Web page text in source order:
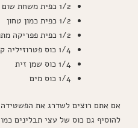
1/2 כפית משחת שום
1/2 כפית כמון טחון
1/2 כפית פפריקה מתוקה
1/4 כוס פטרוזיליה קצוצה
1/4 כוס שמן זית
1/4 כוס מים
אם אתם רוצים לשדרג את הפשטידה
להוסיף גם כוס של עצי תבלינים